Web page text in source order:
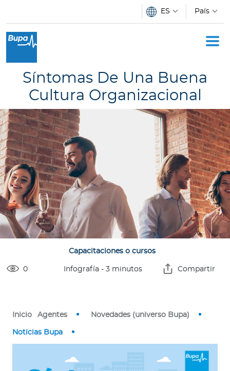
ES País
Oficina Móvil
Acerca de Bupa
Novedades
C
o
t
i
z
a
d
o
Para Clientes
Para Agentes
Síntomas De Una Buena
Cultura Organizacional
Capacitaciones o cursos
0 Infografía - 3minutos Compartir
Inicio Agentes Novedades (universo Bupa)
Noticias Bupa